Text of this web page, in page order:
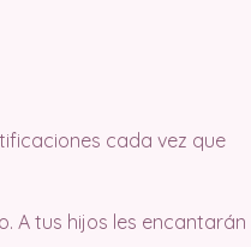
cada vez que
A tus hijos les encantarán